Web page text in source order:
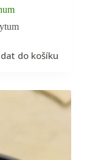
do košíku